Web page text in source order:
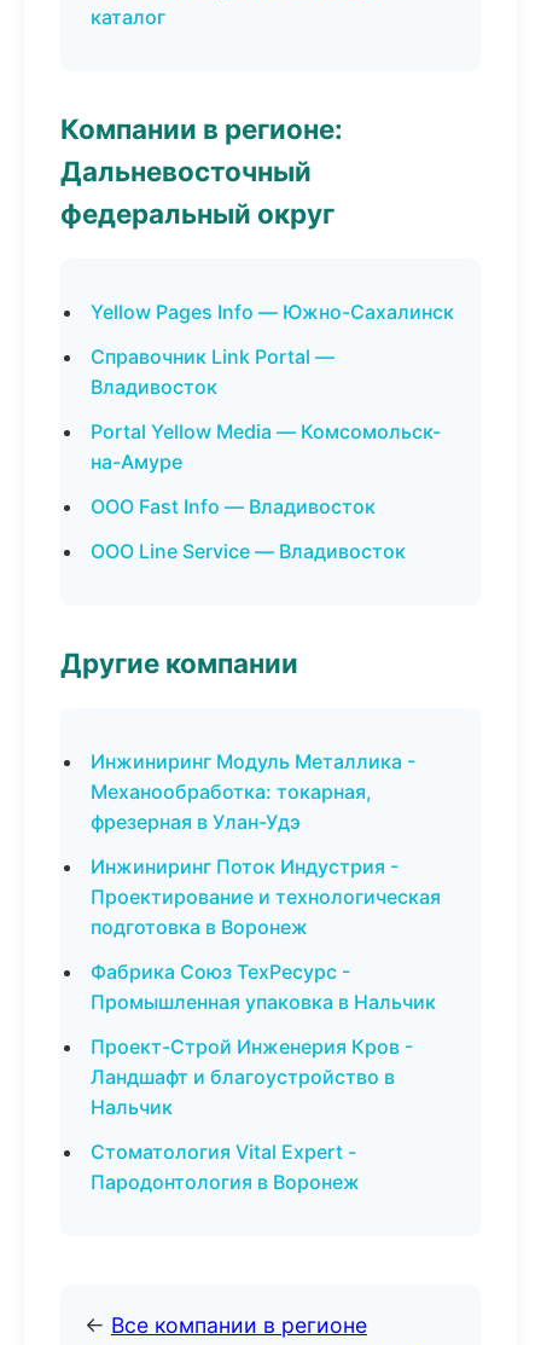
каталог
Компании в регионе:
Дальневосточный
федеральный округ
Yellow Pages Info — Южно-Сахалинск
Справочник Link Portal —
Владивосток
Portal Yellow Media — Комсомольск-
на-Амуре
ООО Fast Info — Владивосток
ООО Line Service — Владивосток
Другие компании
Инжиниринг Модуль Металлика -
Механообработка: токарная,
фрезерная в Улан-Удэ
Инжиниринг Поток Индустрия -
Проектирование и технологическая
подготовка в Воронеж
Фабрика Союз ТехРесурс -
Промышленная упаковка в Нальчик
Проект-Строй Инженерия Кров -
Ландшафт и благоустройство в
Нальчик
Стоматология Vital Expert -
Пародонтология в Воронеж
← Все компании в регионе